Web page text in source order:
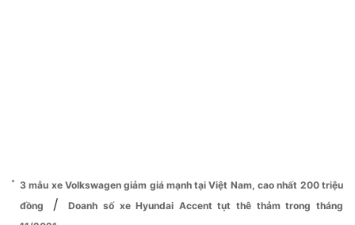
3 mẫu xe Volkswagen giảm giá mạnh tại Việt Nam, cao nhất 200 triệu
đồng
/
Doanh số xe Hyundai Accent tụt thê thảm trong tháng